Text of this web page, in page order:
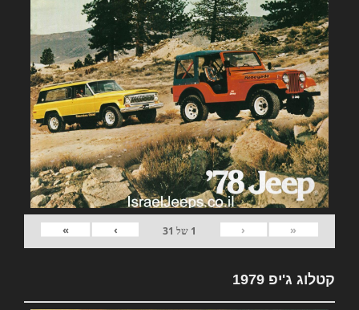
«
‹
1 של 31
›
»
קטלוג ג'יפ 1979